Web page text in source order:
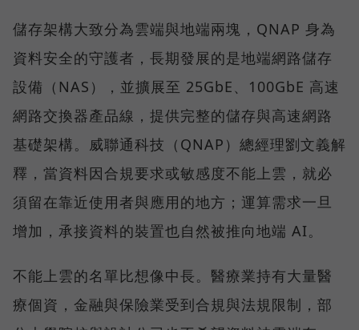
儲存架構大致分為雲端與地端兩塊，QNAP 身為
資料安全的守護者，長期發展的是地端網路儲存
設備（NAS），並擴展至 25GbE、100GbE 高速
網路交換器產品線，提供完整的儲存與高速網路
基礎架構。威聯通科技（QNAP）總經理劉文義解
釋，當資料因合規要求或敏感度不能上雲，就必
須留在靠近使用者與應用的地方；運算需求一旦
增加，承接資料的裝置也自然被推向地端 AI。
不能上雲的名單比想像中長。醫療業持有大量醫
療個資，金融與保險業受到合規與法規限制，部